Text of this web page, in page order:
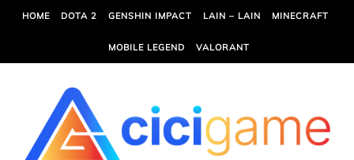
Skip to content
HOME DOTA 2 GENSHIN IMPACT LAIN – LAIN MINECRAFT
MOBILE LEGEND VALORANT